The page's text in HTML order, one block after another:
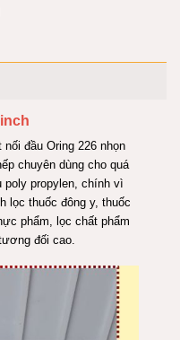
đầu Oring 226 nhọn
chuyên dùng cho quá
poly propylen, chính vì
lọc thuốc đông y, thuốc
phẩm, lọc chất phẩm
đối cao.